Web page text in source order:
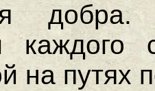
каждого
на путях